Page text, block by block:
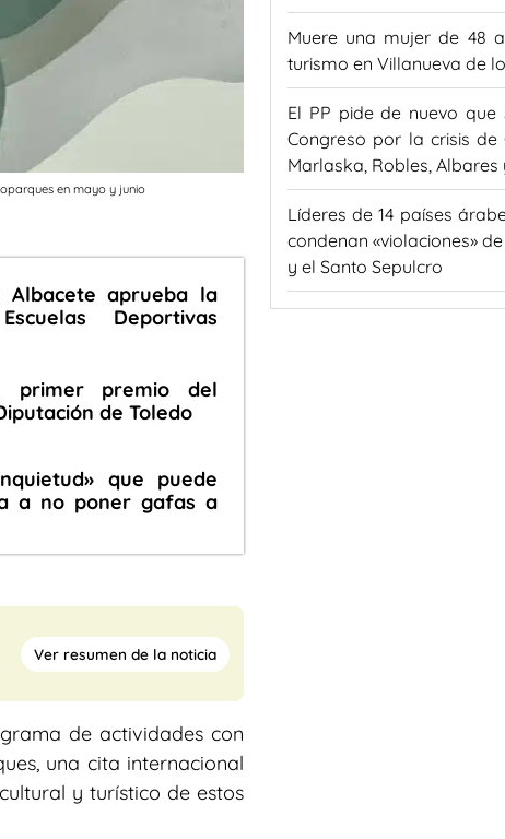
en mayo y junio
Albacete aprueba la
Deportivas
primer premio del
de Toledo
que puede
a no poner gafas a
Ver resumen de la noticia
de actividades con
una cita internacional
y turístico de estos
Muere una mujer de 48
turismo en Villanueva de
El PP pide de nuevo que
Congreso por la crisis de
Marlaska, Robles, Albares
Líderes de 14 países
condenan «violaciones»
y el Santo Sepulcro